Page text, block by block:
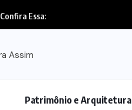
Confira Essa:
Patrimônio e Arquitetura